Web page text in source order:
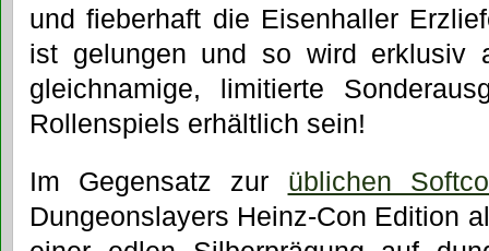
und fieberhaft die Eisenhaller
ist gelungen und so wird
gleichnamige, limitierte
Rollenspiels erhältlich sein!
Im Gegensatz zur üblichen
Dungeonslayers Heinz-Con Edition